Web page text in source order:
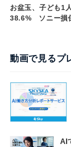
お盆玉、子ども1
38.6% ソニー損
動画で見るプ
AI